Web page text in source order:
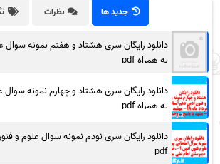
جدید ها نظرات
دانلود رایگان سری هشتاد و هفتم نمونه
به همراه pdf
دانلود رایگان سری هشتاد و چهارم نمونه
به همراه pdf
دانلود رایگان سری نودم نمونه سوال علوم و
pdf